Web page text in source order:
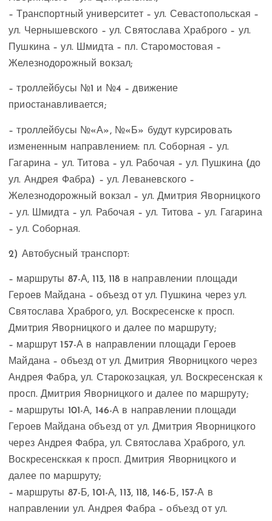
– Транспортный университет – ул. Севастопольская –
ул. Чернышевского – ул. Святослава Храброго – ул.
Пушкина – ул. Шмидта – пл. Старомостовая –
Железнодорожный вокзал;
– троллейбусы №1 и №4 – движение
приостанавливается;
– троллейбусы №«А», №«Б» будут курсировать
измененным направлением: пл. Соборная – ул.
Гагарина – ул. Титова – ул. Рабочая – ул. Пушкина (до
ул. Андрея Фабра) – ул. Леваневского –
Железнодорожный вокзал – ул. Дмитрия Яворницкого
– ул. Шмидта – ул. Рабочая – ул. Титова – ул. Гагарина
– ул. Соборная.
2) Автобусный транспорт:
– маршруты 87-А, 113, 118 в направлении площади
Героев Майдана – объезд от ул. Пушкина через ул.
Святослава Храброго, ул. Воскресенске к просп.
Дмитрия Яворницкого и далее по маршруту;
– маршрут 157-А в направлении площади Героев
Майдана – объезд от ул. Дмитрия Яворницкого через
Андрея Фабра, ул. Старокозацкая, ул. Воскресенская к
просп. Дмитрия Яворницкого и далее по маршруту;
– маршруты 101-А, 146-А в направлении площади
Героев Майдана объезд от ул. Дмитрия Яворницкого
через Андрея Фабра, ул. Святослава Храброго, ул.
Воскресенсккая к просп. Дмитрия Яворницкого и
далее по маршруту;
– маршруты 87-Б, 101-А, 113, 118, 146-Б, 157-А в
направлении ул. Андрея Фабра – объезд от ул.